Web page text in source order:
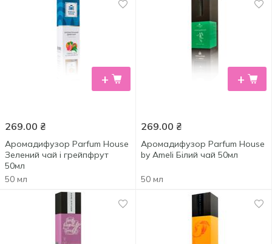
+
269.00 ₴
Аромадифузор Parfum House
Зелений чай і грейпфрут
50мл
50 мл
+
269.00 ₴
Аромадифузор Parfum House
by Ameli Білий чай 50мл
50 мл